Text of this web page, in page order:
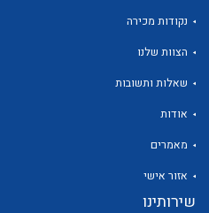
נקודות מכירה
הצוות שלנו
שאלות ותשובות
אודות
מאמרים
אזור אישי
שירותינו